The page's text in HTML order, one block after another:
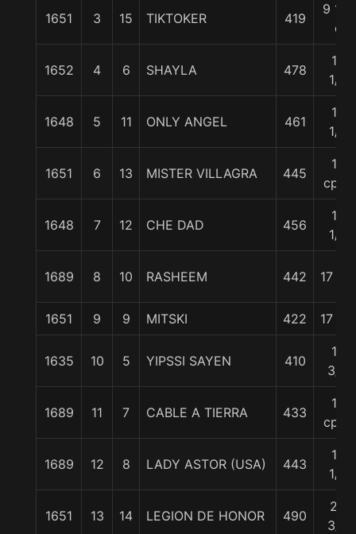
1651 3 15 TIKTOKER 419
9 1/4
c
1652 4 6 SHAYLA 478
13
1/4
1648 5 11 ONLY ANGEL 461
13
1/4
1651 6 13 MISTER VILLAGRA 445
15
cpos
1648 7 12 CHE DAD 456
15
1/2
1689 8 10 RASHEEM 442 17 1/4
1651 9 9 MITSKI 422 17 1/4
1635 10 5 YIPSSI SAYEN 410
17
3/4
1689 11 7 CABLE A TIERRA 433
18
cpos
1689 12 8 LADY ASTOR (USA) 443
19
1/2
1651 13 14 LEGION DE HONOR 490
26
3/4